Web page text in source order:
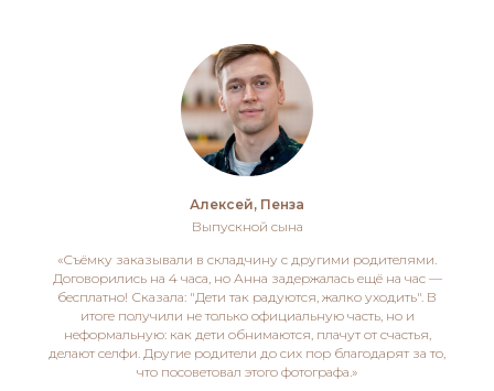
Алексей, Пенза
Выпускной сына
«Съёмку заказывали в складчину с другими родителями.
Договорились на 4 часа, но Анна задержалась ещё на час —
бесплатно! Сказала: "Дети так радуются, жалко уходить". В
итоге получили не только официальную часть, но и
неформальную: как дети обнимаются, плачут от счастья,
делают селфи. Другие родители до сих пор благодарят за то,
что посоветовал этого фотографа.»